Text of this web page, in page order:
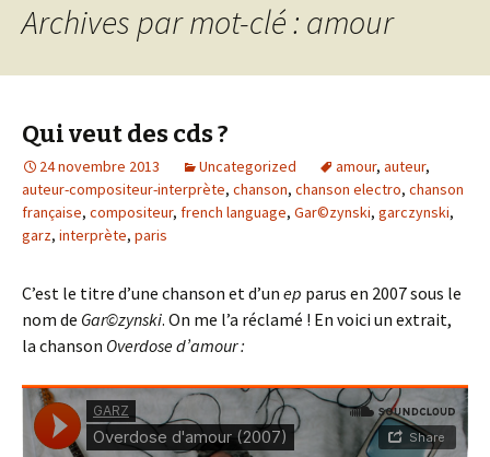
Archives par mot-clé : amour
Qui veut des cds ?
24 novembre 2013 Uncategorized amour, auteur,
auteur-compositeur-interprète, chanson, chanson electro, chanson
française, compositeur, french language, Gar©zynski, garczynski,
garz, interprète, paris
C’est le titre d’une chanson et d’un ep parus en 2007 sous le
nom de Gar©zynski. On me l’a réclamé ! En voici un extrait,
la chanson Overdose d’amour :